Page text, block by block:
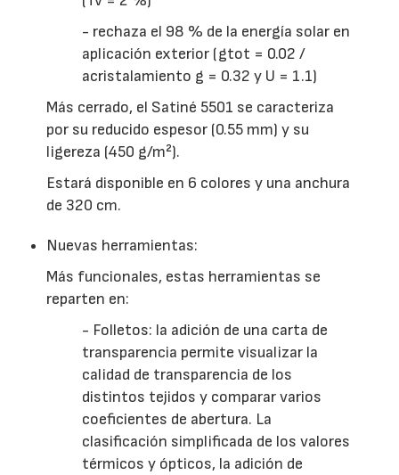
- rechaza el 98 % de la energía solar en
aplicación exterior (gtot = 0.02 /
acristalamiento g = 0.32 y U = 1.1)
Más cerrado, el Satiné 5501 se caracteriza
por su reducido espesor (0.55 mm) y su
ligereza (450 g/m²).
Estará disponible en 6 colores y una anchura
de 320 cm.
Nuevas herramientas:
Más funcionales, estas herramientas se
reparten en:
- Folletos: la adición de una carta de
transparencia permite visualizar la
calidad de transparencia de los
distintos tejidos y comparar varios
coeficientes de abertura. La
clasificación simplificada de los valores
térmicos y ópticos, la adición de